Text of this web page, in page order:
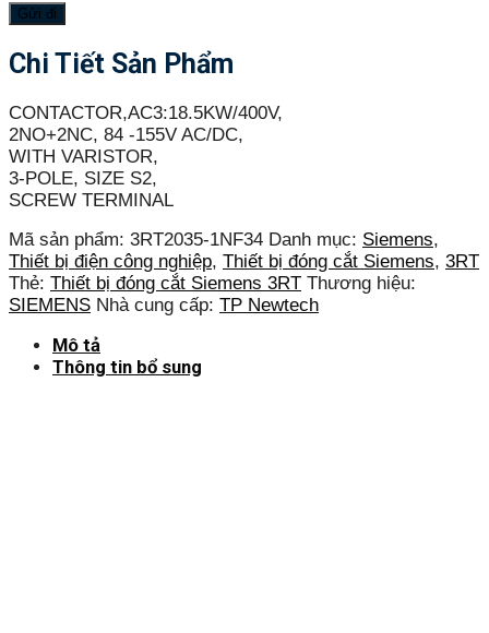
Chi Tiết Sản Phẩm
CONTACTOR,AC3:18.5KW/400V,
2NO+2NC, 84 -155V AC/DC,
WITH VARISTOR,
3-POLE, SIZE S2,
SCREW TERMINAL
Mã sản phẩm: 3RT2035-1NF34 Danh mục: Siemens,
Thiết bị điện công nghiệp, Thiết bị đóng cắt Siemens, 3RT
Thẻ: Thiết bị đóng cắt Siemens 3RT Thương hiệu:
SIEMENS Nhà cung cấp: TP Newtech
Mô tả
Thông tin bổ sung